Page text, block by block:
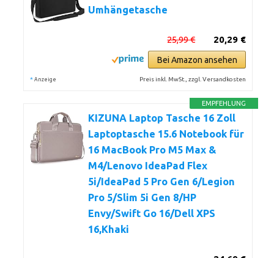
Umhängetasche
20,29 €
25,99 €
Bei Amazon ansehen
* Anzeige Preis inkl. MwSt., zzgl. Versandkosten
EMPFEHLUNG
KIZUNA Laptop Tasche 16 Zoll
Laptoptasche 15.6 Notebook für
16 MacBook Pro M5 Max &
M4/Lenovo IdeaPad Flex
5i/IdeaPad 5 Pro Gen 6/Legion
Pro 5/Slim 5i Gen 8/HP
Envy/Swift Go 16/Dell XPS
16,Khaki